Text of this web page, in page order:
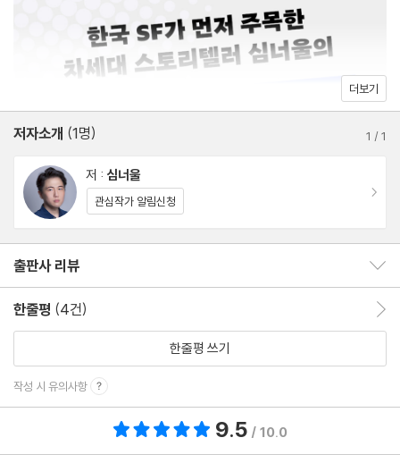
더보기
저자소개 (1명) 1 /1
저 : 심너울
관심작가 알림신청
출판사 리뷰
한줄평 (4건)
한줄평 쓰기
작성 시 유의사항
9.5 / 10.0